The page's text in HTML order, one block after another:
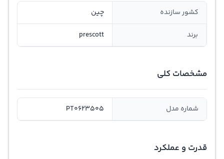
کشور سازنده چین
برند prescott
مشخصات کلی
شماره مدل PT0623505
قدرت و عملکرد